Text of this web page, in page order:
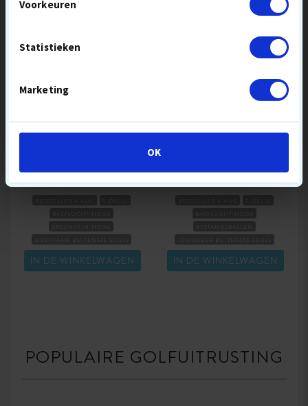
Voorkeuren
Statistieken
Marketing
OK
TAYLORMADE TP5X
24,60 € 31,90
IN DE WINKELWAGEN
TITLEIST VELOCITY
17,90 € 21,90
IN DE WINKELWAGEN
POPULAIRE GOLFUITRUSTING